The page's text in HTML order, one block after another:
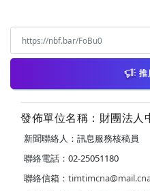
推
發佈單位名稱：財團法人
新聞聯絡人：訊息服務核稿員
聯絡電話：02-25051180
聯絡信箱：